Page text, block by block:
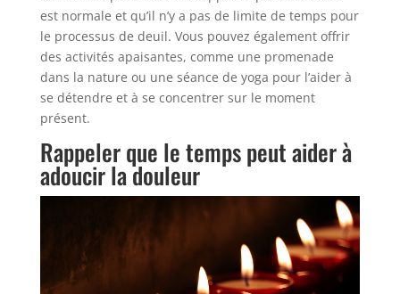
est normale et qu’il n’y a pas de limite de temps pour
le processus de deuil. Vous pouvez également offrir
des activités apaisantes, comme une promenade
dans la nature ou une séance de yoga pour l’aider à
se détendre et à se concentrer sur le moment
présent.
Rappeler que le temps peut aider à
adoucir la douleur